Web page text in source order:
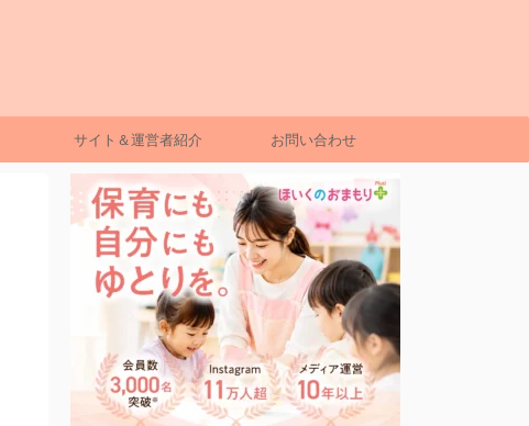
サイト＆運営者紹介 お問い合わせ